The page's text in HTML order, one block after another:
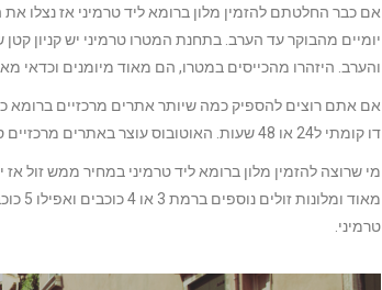
אם כבר החלטתם להזמין מלון ברומא ליד טרמיני אז נצלו
יומיים מהבוקר עד הערב. בתחנת המטרו טרמיני יש קניון
והערב. היזהרו מהכייסים במטרו, הם מאוד מיומנים וכדאי
אם אתם רוצים להספיק כמה שיותר אתרים מרכזיים ברומא
דו קומתי ל24 או 48 שעות. האוטובוס עוצר באתרים מרכזיים סביב רומא וניתן לעלות עליו לרדת ולעלות חופשי מכל התחנות.
מאוד
טרמיני.